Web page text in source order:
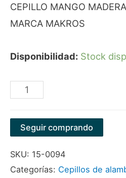
CEPILLO MANGO
MARCA MAKROS
Disponibilidad: Stock
CEPILLO
MADERA
3H
X
15H
Seguir comprando
SKU: 15-0094
Categorías: Cepillos de